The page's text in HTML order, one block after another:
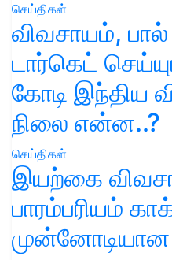
செய்திகள்
விவசாயம்,
டார்கெட்
கோடி இந்திய
நிலை என்ன..?
செய்திகள்
இயற்கை
பாரம்பரியம்